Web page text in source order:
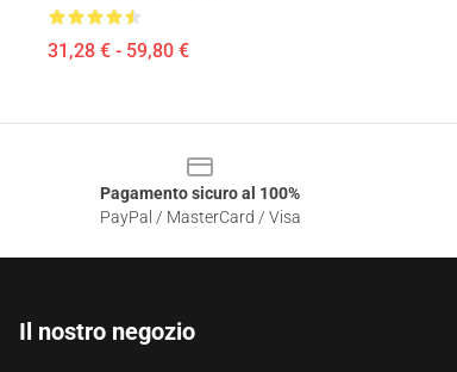
31,28 € - 59,80 €
Pagamento sicuro al 100%
PayPal / MasterCard / Visa
Il nostro negozio